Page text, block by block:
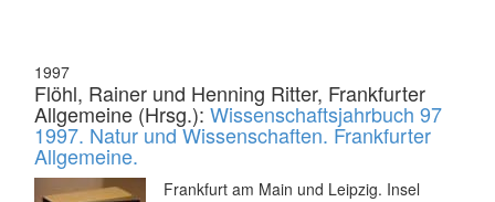
1997
Flöhl, Rainer und Henning Ritter, Frankfurter
Allgemeine (Hrsg.): Wissenschaftsjahrbuch 97
1997. Natur und Wissenschaften. Frankfurter
Allgemeine.
Frankfurt am Main und Leipzig. Insel